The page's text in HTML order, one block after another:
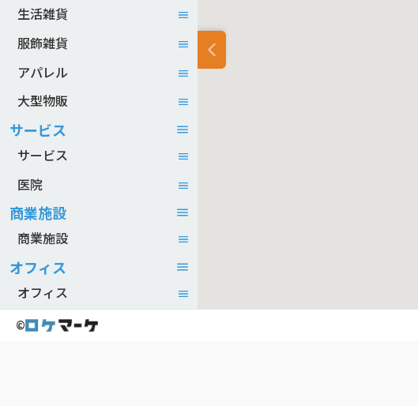
生活雑貨
服飾雑貨
アパレル
大型物販
サービス
サービス
医院
商業施設
商業施設
オフィス
オフィス
©